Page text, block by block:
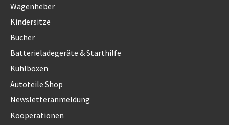
Wagenheber
Kindersitze
Bücher
Batterieladegeräte & Starthilfe
Kühlboxen
Autoteile Shop
Newsletteranmeldung
Kooperationen